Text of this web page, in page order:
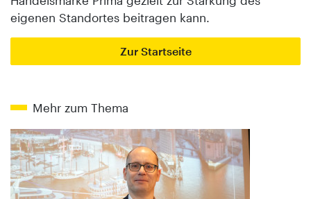
eigenen Standortes beitragen kann.
Zur Startseite
Mehr zum Thema